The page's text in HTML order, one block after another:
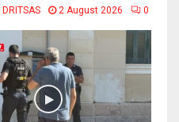
DRITSAS 2 August 2026 0